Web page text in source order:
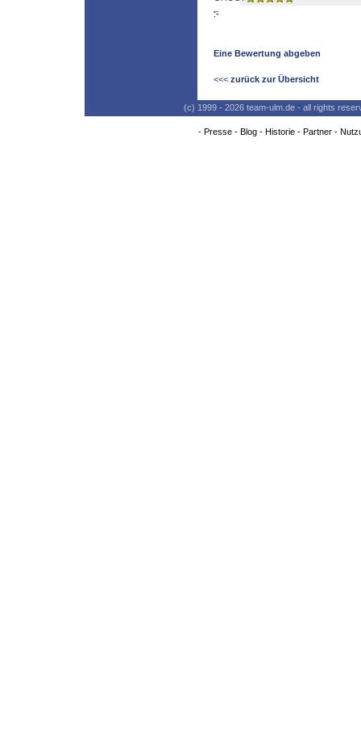
:-
Eine Bewertung abgeben
<<< zurück zur Übersicht
(c) 1999 - 2026 team-ulm.de - all rights
- Presse- Blog- Historie- Partner-